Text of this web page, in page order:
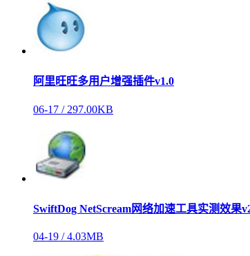
阿里旺旺多用户增强插件v1.0
06-17 / 297.00KB
SwiftDog NetScream网络加速工具实测效果
04-19 /4.03MB